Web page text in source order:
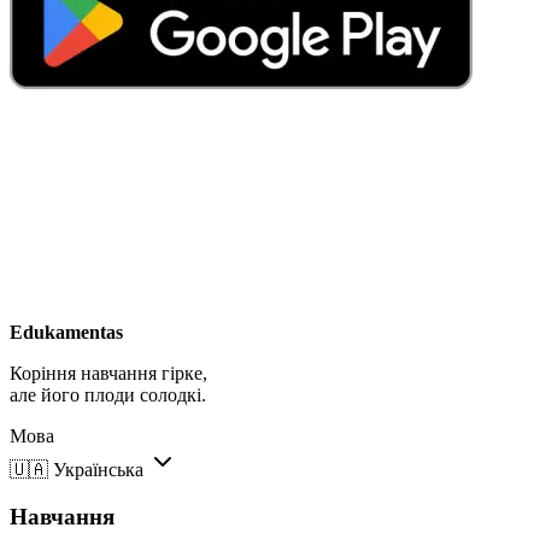
Edukamentas
Коріння навчання гірке,
але його плоди солодкі.
Мова
🇺🇦 Українська
Навчання